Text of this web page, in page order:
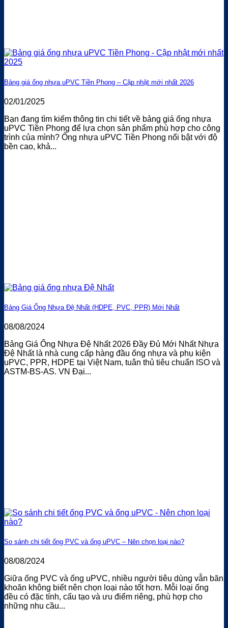
Bảng giá ống nhựa uPVC Tiền Phong – Cập nhật mới nhất 2026
02/01/2025
Bạn đang tìm kiếm thông tin chi tiết về bảng giá ống nhựa
uPVC Tiền Phong để lựa chọn sản phẩm phù hợp cho công
trình của mình? Ống nhựa uPVC Tiền Phong nổi bật với độ
bền cao, khả...
Bảng Giá Ống Nhựa Đệ Nhất (HDPE, PVC, PPR) Mới Nhất
08/08/2024
Bảng Giá Ống Nhựa Đệ Nhất 2026 Đầy Đủ Mới Nhất Nhựa
Đệ Nhất là nhà cung cấp hàng đầu ống nhựa và phụ kiện
uPVC, PPR, HDPE tại Việt Nam, tuân thủ tiêu chuẩn ISO và
ASTM-BS-AS. VN Đại...
So sánh chi tiết ống PVC và ống uPVC – Nên chọn loại nào?
08/08/2024
Giữa ống PVC và ống uPVC, nhiều người tiêu dùng vẫn băn
khoăn không biết nên chọn loại nào tốt hơn. Mỗi loại ống
đều có đặc tính, cấu tạo và ưu điểm riêng, phù hợp cho
những nhu cầu...